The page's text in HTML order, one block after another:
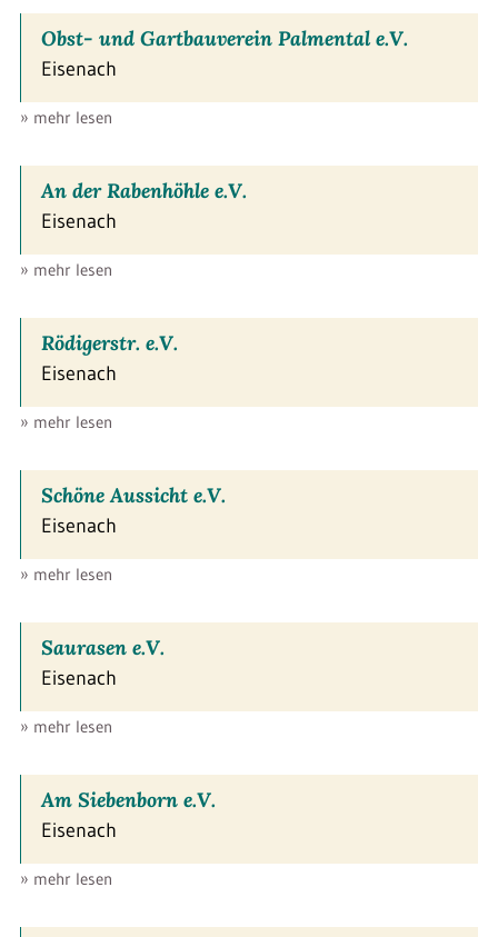
Obst- und Gartbauverein Palmental e.V.
Eisenach
» mehr lesen
An der Rabenhöhle e.V.
Eisenach
» mehr lesen
Rödigerstr. e.V.
Eisenach
» mehr lesen
Schöne Aussicht e.V.
Eisenach
» mehr lesen
Saurasen e.V.
Eisenach
» mehr lesen
Am Siebenborn e.V.
Eisenach
» mehr lesen